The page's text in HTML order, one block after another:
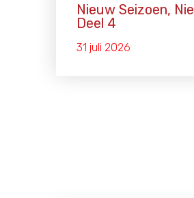
Nieuw Seizoen,
Deel 4
31 juli 2026